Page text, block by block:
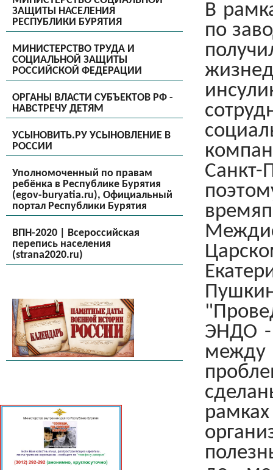
ЗАЩИТЫ НАСЕЛЕНИЯ
РЕСПУБЛИКИ БУРЯТИЯ
МИНИСТЕРСТВО ТРУДА И
СОЦИАЛЬНОЙ ЗАЩИТЫ
РОССИЙСКОЙ ФЕДЕРАЦИИ
ОРГАНЫ ВЛАСТИ СУБЪЕКТОВ РФ -
НАВСТРЕЧУ ДЕТЯМ
УСЫНОВИТЬ.РУ УСЫНОВЛЕНИЕ В
РОССИИ
Уполномоченный по правам
ребёнка в Республике Бурятия
(egov-buryatia.ru), Официальный
портал Республики Бурятия
ВПН-2020 | Всероссийская
перепись населения
(strana2020.ru)
В
по
Санкт-
ЭНДО -